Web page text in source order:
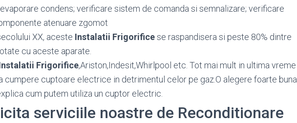
condens; verificare sistem de comanda si semnalizare; verificare
atenuare zgomot
XX, aceste Instalatii Frigorificese raspandisera si peste 80% dintre
cu aceste aparate.
Frigorifice,Ariston,Indesit,Whirlpool etc. Tot mai mult in ultima vreme
cumpere cuptoare electrice in detrimentul celor pe gaz.O alegere foarte buna
cum putem utiliza un cuptor electric.
serviciile noastre de Reconditionare